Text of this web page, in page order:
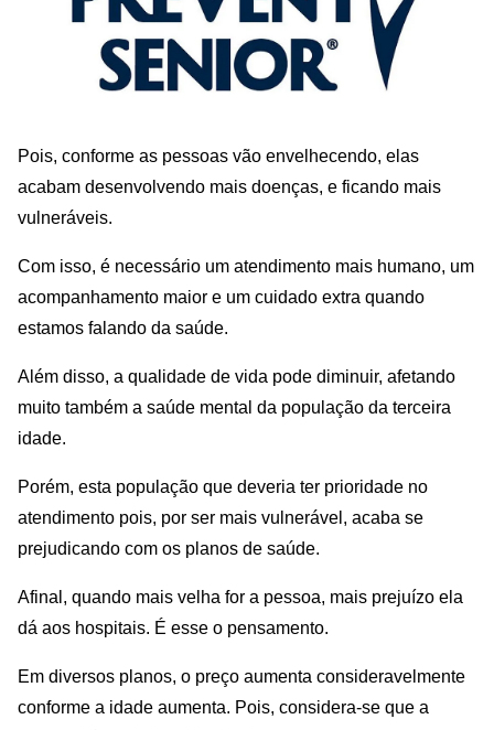
Pois, conforme as pessoas vão envelhecendo, elas
acabam desenvolvendo mais doenças, e ficando mais
vulneráveis.
Com isso, é necessário um atendimento mais humano, um
acompanhamento maior e um cuidado extra quando
estamos falando da saúde.
Além disso, a qualidade de vida pode diminuir, afetando
muito também a saúde mental da população da terceira
idade.
Porém, esta população que deveria ter prioridade no
atendimento pois, por ser mais vulnerável, acaba se
prejudicando com os planos de saúde.
Afinal, quando mais velha for a pessoa, mais prejuízo ela
dá aos hospitais. É esse o pensamento.
Em diversos planos, o preço aumenta consideravelmente
conforme a idade aumenta. Pois, considera-se que a